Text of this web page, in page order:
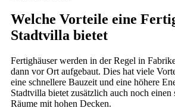
Welche Vorteile eine
Stadtvilla bietet
Fertighäuser werden in der Regel in
dann vor Ort aufgebaut. Dies hat viele
eine schnellere Bauzeit und eine höhere
Stadtvilla bietet zusätzlich auch noch einen
Räume mit hohen Decken.